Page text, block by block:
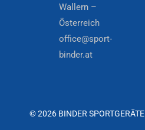
Wallern –
Österreich
office@sport-
binder.at
© 2026 BINDER SPORTGERÄTE